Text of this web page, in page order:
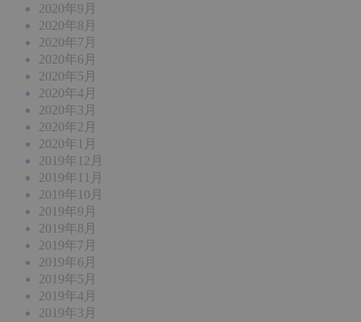
2020年9月
2020年8月
2020年7月
2020年6月
2020年5月
2020年4月
2020年3月
2020年2月
2020年1月
2019年12月
2019年11月
2019年10月
2019年9月
2019年8月
2019年7月
2019年6月
2019年5月
2019年4月
2019年3月